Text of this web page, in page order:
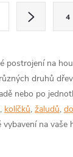
4
postrojení na
různých druhů
nebo po
, kolíčků, žaludů,
vybavení na vaše